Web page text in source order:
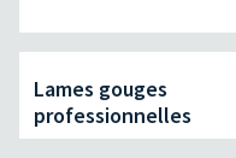
Lames gouges
professionnelles